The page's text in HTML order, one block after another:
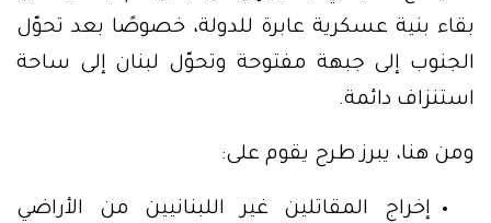
بقاء بنية عسكرية عابرة للدولة، خصوصًا بعد تحوّل
الجنوب إلى جبهة مفتوحة وتحوّل لبنان إلى ساحة
استنزاف دائمة.
ومن هنا، يبرز طرح يقوم على:
إخراج المقاتلين غير اللبنانيين من الأراضي